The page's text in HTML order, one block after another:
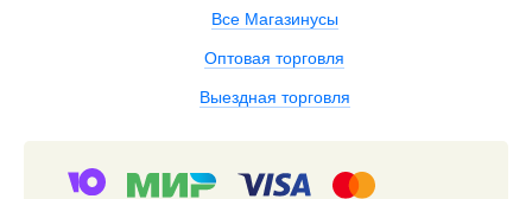
Все Магазинусы
Оптовая торговля
Выездная торговля